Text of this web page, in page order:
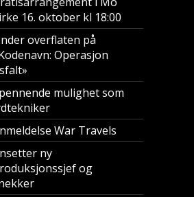
16. oktober kl 18:00
overflaten på
Operasjon
mulighet som
War Travels
ny
og